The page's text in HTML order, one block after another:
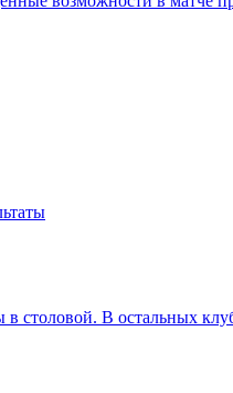
в столовой. В остальных